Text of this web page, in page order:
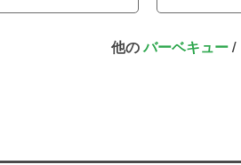
他のバーベキュー/